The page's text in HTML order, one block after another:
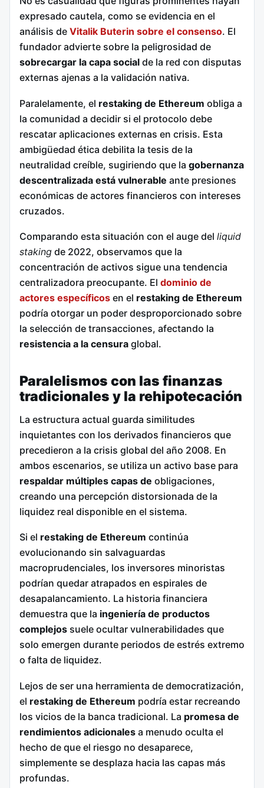
expresado cautela, como se evidencia en el
análisis de Vitalik Buterin sobre el consenso. El
fundador advierte sobre la peligrosidad de
sobrecargar la capa social de la red con disputas
externas ajenas a la validación nativa.
Paralelamente, el restaking de Ethereum obliga a
la comunidad a decidir si el protocolo debe
rescatar aplicaciones externas en crisis. Esta
ambigüedad ética debilita la tesis de la
neutralidad creíble, sugiriendo que la gobernanza
descentralizada está vulnerable ante presiones
económicas de actores financieros con intereses
cruzados.
Comparando esta situación con el auge del liquid
staking de 2022, observamos que la
concentración de activos sigue una tendencia
centralizadora preocupante. El dominio de
actores específicos en el restaking de Ethereum
podría otorgar un poder desproporcionado sobre
la selección de transacciones, afectando la
resistencia a la censura global.
Paralelismos con las finanzas
tradicionales y la rehipotecación
La estructura actual guarda similitudes
inquietantes con los derivados financieros que
precedieron a la crisis global del año 2008. En
ambos escenarios, se utiliza un activo base para
respaldar múltiples capas de obligaciones,
creando una percepción distorsionada de la
liquidez real disponible en el sistema.
Si el restaking de Ethereum continúa
evolucionando sin salvaguardas
macroprudenciales, los inversores minoristas
podrían quedar atrapados en espirales de
desapalancamiento. La historia financiera
demuestra que la ingeniería de productos
complejos suele ocultar vulnerabilidades que
solo emergen durante periodos de estrés extremo
o falta de liquidez.
Lejos de ser una herramienta de democratización,
el restaking de Ethereum podría estar recreando
los vicios de la banca tradicional. La promesa de
rendimientos adicionales a menudo oculta el
hecho de que el riesgo no desaparece,
simplemente se desplaza hacia las capas más
profundas.